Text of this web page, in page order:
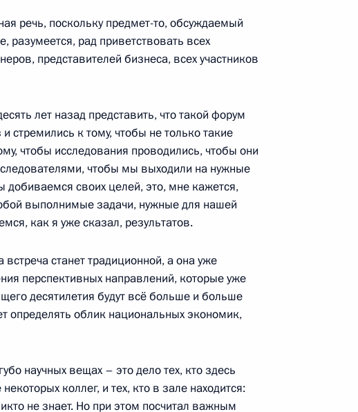
Совета по науке
со студентами вузов
Морского Флота
речь, поскольку предмет-то, обсуждаемый
рад приветствовать всех
представителей бизнеса, всех участников
лет назад представить, что такой форум
стремились к тому, чтобы не только такие
чтобы исследования проводились, чтобы они
чтобы мы выходили на нужные
добиваемся своих целей, это, мне кажется,
выполнимые задачи, нужные для нашей
как я уже сказал, результатов.
станет традиционной, а она уже
перспективных направлений, которые уже
десятилетия будут всё больше и больше
определять облик национальных экономик,
научных вещах – это дело тех, кто здесь
коллег, и тех, кто в зале находится:
не знает. Но при этом посчитал важным